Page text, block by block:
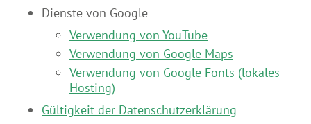
Dienste von Google
Verwendung von YouTube
Verwendung von Google Maps
Verwendung von Google Fonts (lokales
Hosting)
Gültigkeit der Datenschutzerklärung